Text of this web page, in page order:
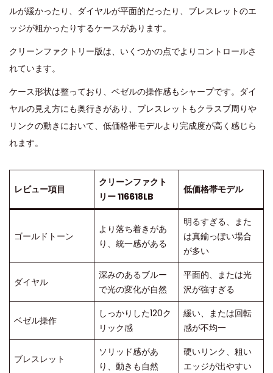
ルが緩かったり、ダイヤルが平面的だったり、ブレスレットのエ
ッジが粗かったりするケースがあります。
クリーンファクトリー版は、いくつかの点でよりコントロールさ
れています。
ケース形状は整っており、ベゼルの操作感もシャープです。ダイ
ヤルの見え方にも奥行きがあり、ブレスレットもクラスプ周りや
リンクの動きにおいて、低価格帯モデルより完成度が高く感じら
れます。
レビュー項目
クリーンファクト
リー 116618LB
低価格帯モデル
ゴールドトーン
より落ち着きがあ
り、統一感がある
明るすぎる、また
は真鍮っぽい場合
が多い
ダイヤル
深みのあるブルー
で光の変化が自然
平面的、または光
沢が強すぎる
ベゼル操作
しっかりした120ク
リック感
緩い、または回転
感が不均一
ブレスレット
ソリッド感があ
り、動きも自然
硬いリンク、粗い
エッジが出やすい